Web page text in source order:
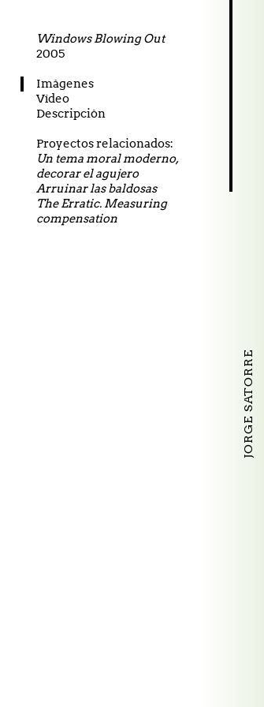
Windows Blowing Out
2005
Imágenes
Vídeo
Descripción
Proyectos relacionados:
Un tema moral moderno,
decorar el agujero
Arruinar las baldosas
The Erratic. Measuring
compensation
JORGE SATORRE